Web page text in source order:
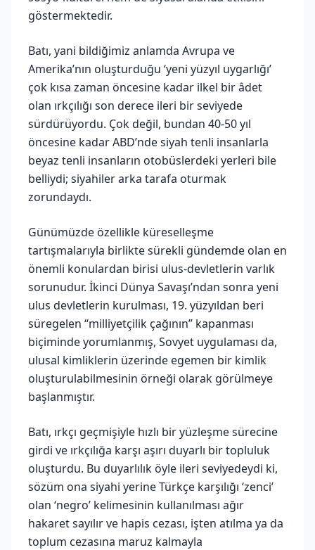
göstermektedir.
Batı, yani bildiğimiz anlamda Avrupa ve
Amerika’nın oluşturduğu ‘yeni yüzyıl uygarlığı’
çok kısa zaman öncesine kadar ilkel bir âdet
olan ırkçılığı son derece ileri bir seviyede
sürdürüyordu. Çok değil, bundan 40-50 yıl
öncesine kadar ABD’nde siyah tenli insanlarla
beyaz tenli insanların otobüslerdeki yerleri bile
belliydi; siyahiler arka tarafa oturmak
zorundaydı.
Günümüzde özellikle küreselleşme
tartışmalarıyla birlikte sürekli gündemde olan en
önemli konulardan birisi ulus-devletlerin varlık
sorunudur. İkinci Dünya Savaşı’ndan sonra yeni
ulus devletlerin kurulması, 19. yüzyıldan beri
süregelen “milliyetçilik çağının” kapanması
biçiminde yorumlanmış, Sovyet uygulaması da,
ulusal kimliklerin üzerinde egemen bir kimlik
oluşturulabilmesinin örneği olarak görülmeye
başlanmıştır.
Batı, ırkçı geçmişiyle hızlı bir yüzleşme sürecine
girdi ve ırkçılığa karşı aşırı duyarlı bir topluluk
oluşturdu. Bu duyarlılık öyle ileri seviyedeydi ki,
sözüm ona siyahi yerine Türkçe karşılığı ‘zenci’
olan ‘negro’ kelimesinin kullanılması ağır
hakaret sayılır ve hapis cezası, işten atılma ya da
toplum cezasına maruz kalmayla